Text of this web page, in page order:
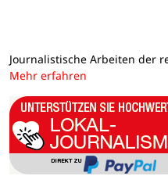
Journalistische Arbeiten der
Mehr erfahren